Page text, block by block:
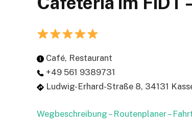
Café, Restaurant
+49 561 9389731
Ludwig-Erhard-Straße 8, 34131
Wegbeschreibung – Routenplaner –